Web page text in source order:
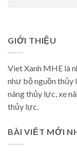
GIỚI THIỆU
Viet Xanh MHE là
như bộ nguồn thủy
nâng thủy lực, xe
thủy lực.
BÀI VIẾT MỚI